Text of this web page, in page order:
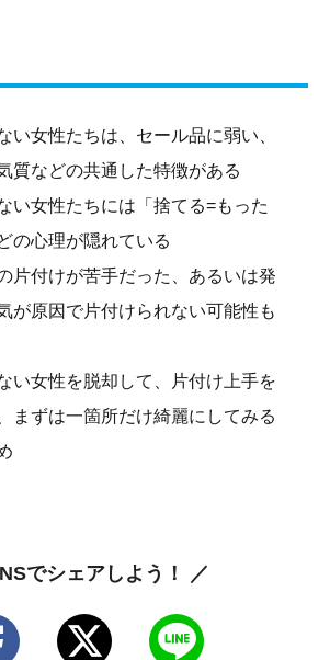
い女性たちは、セール品に弱い、
質などの共通した特徴がある
い女性たちには「捨てる=もった
の心理が隠れている
片付けが苦手だった、あるいは発
が原因で片付けられない可能性も
い女性を脱却して、片付け上手を
まずは一箇所だけ綺麗にしてみる
でシェアしよう！ ／